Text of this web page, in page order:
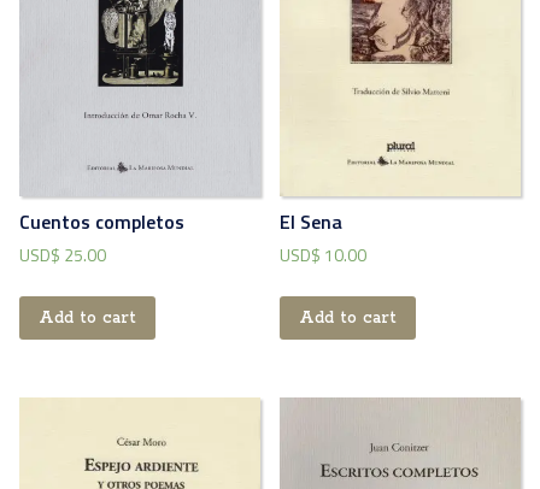
Cuentos completos
USD$ 25.00
Add to cart
El Sena
USD$ 10.00
Add to cart